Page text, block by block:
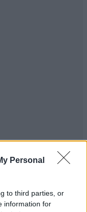
Personal
to third parties, or
information for